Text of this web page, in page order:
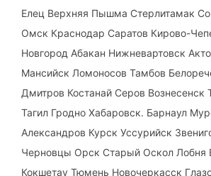
Елец Верхняя Пышма Стерлитамак
Омск Краснодар Саратов Кирово-
Новгород Абакан Нижневартовск
Мансийск Ломоносов Тамбов
Дмитров Костанай Серов
Тагил Гродно Хабаровск. Барнаул
Александров Курск Уссурийск
Черновцы Орск Старый Оскол Лобня
Кокшетау Тюмень Новочеркасск